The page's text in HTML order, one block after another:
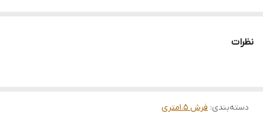
اشعالی)پذیرفته میشود
نظرات
دسته‌بندی: فرش 1.5متری